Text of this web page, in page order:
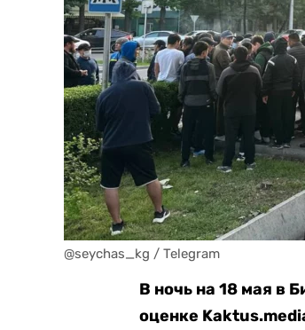
@seychas_kg / Telegram
В ночь на 18 мая в
оценке